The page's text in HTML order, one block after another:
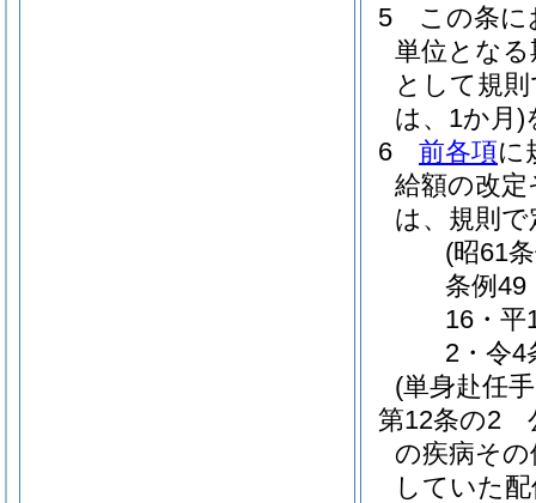
5
この条に
単位とな
として規
は、1か月)
6
前各項に
給額の改
は、規則
(昭61
条例49
16・平
2・令4
(単身赴任
第12条の2
の疾病そ
していた